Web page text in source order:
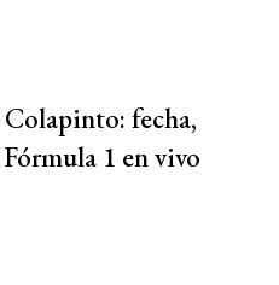
fecha,
1 en vivo